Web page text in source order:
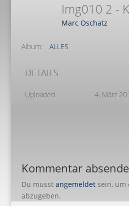
Img010 2 -
Marc Oschatz
Album: ALLES
DETAILS
Uploaded 4. März
Kommentar
Du musst angemeldetsein, um
abzugeben.